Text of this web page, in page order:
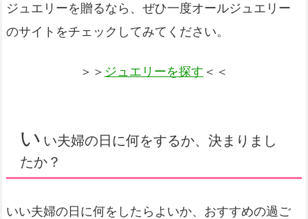
ジュエリーを贈るなら、ぜひ一度オールジュエリー
のサイトをチェックしてみてください。
＞＞ ジュエリーを探す ＜＜
い い夫婦の日に何をするか、決まりまし
たか？
いい夫婦の日に何をしたらよいか、おすすめの過ご